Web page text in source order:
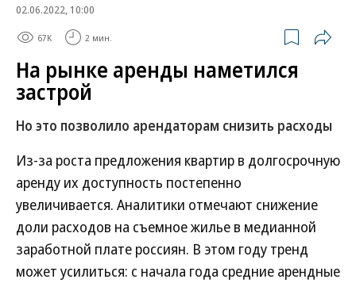
02.06.2022, 10:00
67K 2 мин.
На рынке аренды наметился
застрой
Но это позволило арендаторам снизить расходы
Из-за роста предложения квартир в долгосрочную
аренду их доступность постепенно
увеличивается. Аналитики отмечают снижение
доли расходов на съемное жилье в медианной
заработной плате россиян. В этом году тренд
может усилиться: с начала года средние арендные